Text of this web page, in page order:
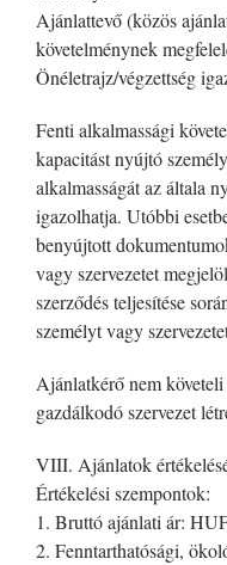
Ajánlattevő (közös
követelménynek
Önéletrajz/végzettség
Fenti alkalmassági
kapacitást nyújtó
alkalmasságát az általa
igazolhatja. Utóbbi
benyújtott
vagy szervezetet
szerződés teljesítése
személyt vagy
Ajánlatkérő nem
gazdálkodó szervezet
VIII. Ajánlatok
Értékelési szempontok:
1. Bruttó ajánlati ár:
2. Fenntarthatósági,